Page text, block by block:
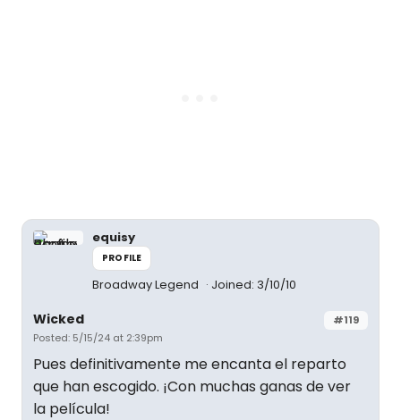
equisy
PROFILE
Broadway Legend Joined: 3/10/10
#119
Wicked
Posted: 5/15/24 at 2:39pm
Pues definitivamente me encanta el reparto
que han escogido. ¡Con muchas ganas de ver
la película!